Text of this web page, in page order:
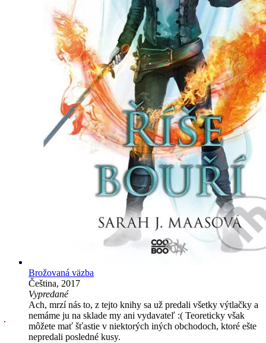
Brožovaná väzba
Čeština, 2017
Vypredané
Ach, mrzí nás to, z tejto knihy sa už predali všetky výtlačky a
nemáme ju na sklade my ani vydavateľ :( Teoreticky však
môžete mať šťastie v niektorých iných obchodoch, ktoré ešte
nepredali posledné kusy.